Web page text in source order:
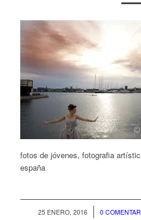
fotos de jóvenes, fotografia
españa
25 ENERO, 2016
/ 0 /